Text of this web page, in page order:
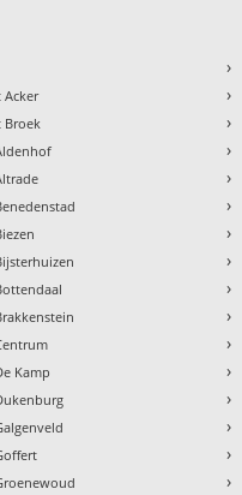
Broek
Kamp
›
›
›
›
›
›
›
›
›
›
›
›
›
›
›
›